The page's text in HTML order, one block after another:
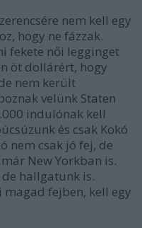
nem kell egy
hogy ne fázzak.
fekete női legginget
öt dollárért, hogy
nem került
velünk Staten
indulónak kell
és csak Kokó
nem csak jó fej, de
New Yorkban is.
hallgatunk is.
magad fejben, kell egy